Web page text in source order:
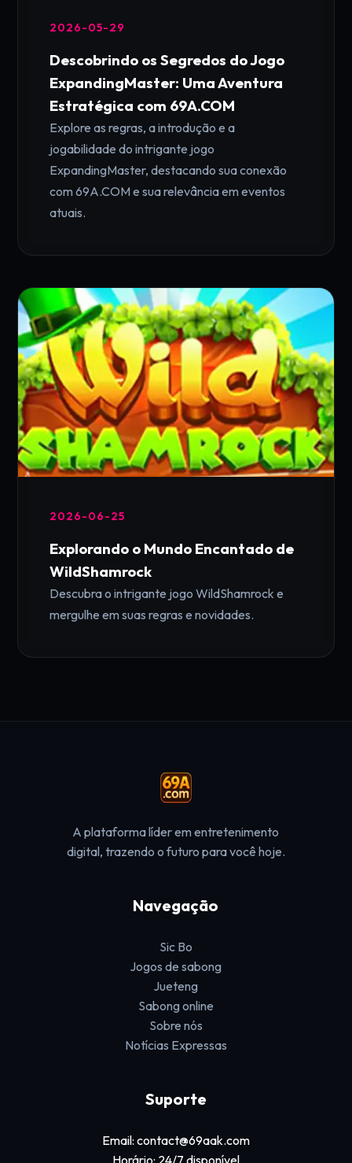
2026-05-29
Descobrindo os Segredos do Jogo
ExpandingMaster: Uma Aventura
Estratégica com 69A.COM
Explore as regras, a introdução e a
jogabilidade do intrigante jogo
ExpandingMaster, destacando sua conexão
com 69A.COM e sua relevância em eventos
atuais.
2026-06-25
Explorando o Mundo Encantado de
WildShamrock
Descubra o intrigante jogo WildShamrock e
mergulhe em suas regras e novidades.
A plataforma líder em entretenimento
digital, trazendo o futuro para você hoje.
Navegação
Sic Bo
Jogos de sabong
Jueteng
Sabong online
Sobre nós
Notícias Expressas
Suporte
Email: contact@69aak.com
Horário: 24/7 disponível